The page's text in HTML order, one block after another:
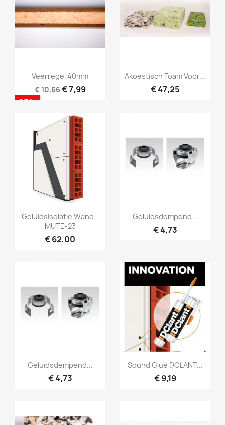
Snel bekijken
Veerregel 40mm
€ 10,66
-25%
€ 7,99
Snel bekijken
Akoestisch Foam Voor...
€ 47,25
Snel bekijken
Geluidsisolatie Wand -
MUTE-23
€ 62,00
Snel bekijken
Geluidsdempend...
€ 4,73
Snel bekijken
Geluidsdempend...
€ 4,73
Snel bekijken
Sound Glue DCLANT...
€ 9,19